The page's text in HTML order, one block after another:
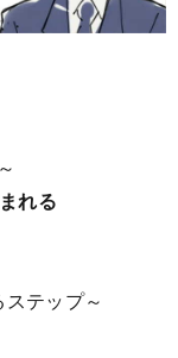
れる
テップ～